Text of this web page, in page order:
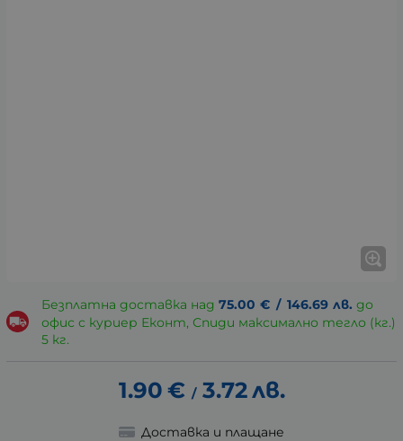
Безплатна доставка над 75.00 € / 146.69 лв. до
офис с куриер Еконт, Спиди максимално тегло (кг.)
5 кг.
1.90 € / 3.72лв.
Доставка и плащане